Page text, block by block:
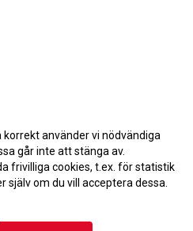
använder vi nödvändiga
går inte att stänga av.
frivilliga cookies, t.ex. för statistik
själv om du vill acceptera dessa.